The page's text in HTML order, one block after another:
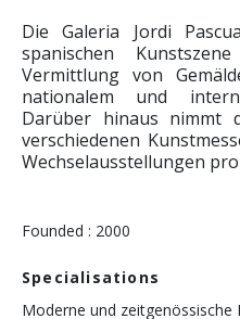
Die Galeria Jordi
spanischen
Vermittlung von
nationalem und
Darüber hinaus nimmt
verschiedenen
Wechselausstellungen pro
Founded : 2000
Specialisations
Moderne und zeitgenössische